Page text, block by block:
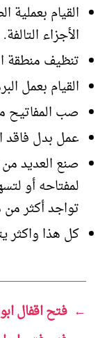
القيام
الأجزاء التالفة.
تنظيف منطقة
القيام بعمل
صب المفاتيح
عمل بدل فاقد
صنع العديد
لمفتاحه أو
تواجد أكثر
كل هذا واكثر
← فتح اقفال ابواب